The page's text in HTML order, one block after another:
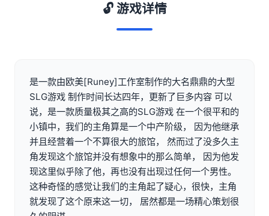
🔓 游戏详情
是一款由欧美[Runey]工作室制作的大名鼎鼎的大型
SLG游戏 制作时间长达四年，更新了巨多内容 可以
说，是一款质量极其之高的SLG游戏 在一个很平和的
小镇中，我们的主角算是一个中产阶级， 因为他继承
并且经营着一个不算很大的旅馆， 然而过了没多久主
角发现这个旅馆并没有想象中的那么简单， 因为他发
现这里似乎除了他，再也没有出现过任何一个男性。
这种奇怪的感觉让我们的主角起了疑心，很快，主角
就发现了这个原来这一切， 居然都是一场精心策划很